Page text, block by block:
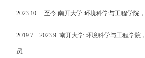
2023.10 —至今 南开大学 环境科学与工程学院，
2019.7—2023.9 南开大学 环境科学与工程学院，
员